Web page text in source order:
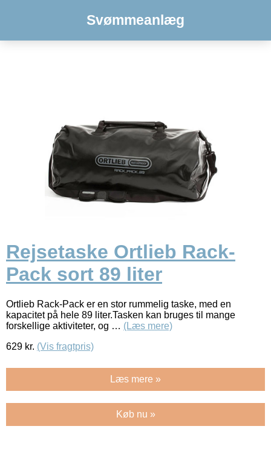
Svømmeanlæg
Rejsetaske Ortlieb Rack-
Pack sort 89 liter
Ortlieb Rack-Pack er en stor rummelig taske, med en
kapacitet på hele 89 liter.Tasken kan bruges til mange
forskellige aktiviteter, og … (Læs mere)
629 kr. (Vis fragtpris)
Læs mere »
Køb nu »